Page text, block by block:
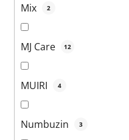
Mix 2
MJ Care 12
MUIRI 4
Numbuzin 3